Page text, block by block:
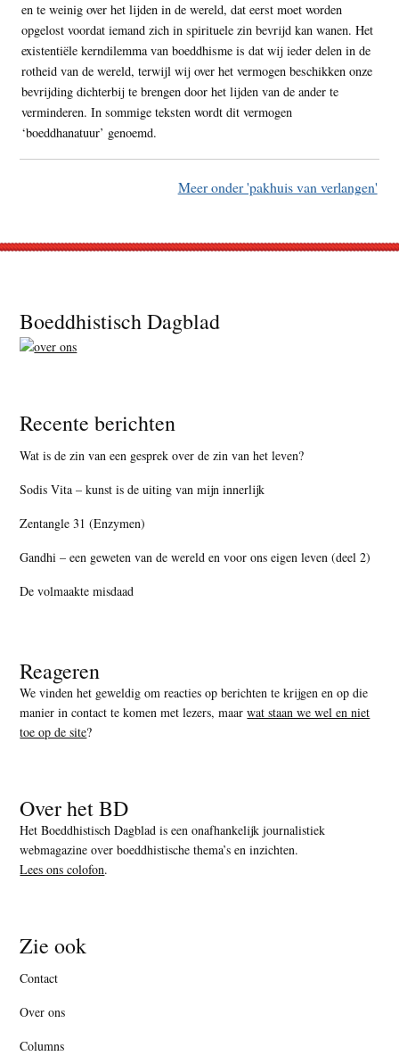
en te weinig over het lijden in de wereld, dat eerst moet worden
opgelost voordat iemand zich in spirituele zin bevrijd kan wanen. Het
existentiële kerndilemma van boeddhisme is dat wij ieder delen in de
rotheid van de wereld, terwijl wij over het vermogen beschikken onze
bevrijding dichterbij te brengen door het lijden van de ander te
verminderen. In sommige teksten wordt dit vermogen
‘boeddhanatuur’ genoemd.
Meer onder 'pakhuis van verlangen'
Footer
Boeddhistisch Dagblad
Recente berichten
Wat is de zin van een gesprek over de zin van het leven?
Sodis Vita – kunst is de uiting van mijn innerlijk
Zentangle 31 (Enzymen)
Gandhi – een geweten van de wereld en voor ons eigen leven (deel 2)
De volmaakte misdaad
Reageren
We vinden het geweldig om reacties op berichten te krijgen en op die
manier in contact te komen met lezers, maarwat staan we wel en niet
toe op de site?
Over het BD
Het Boeddhistisch Dagblad is een onafhankelijk journalistiek
webmagazine over boeddhistische thema’s en inzichten.
Lees ons colofon.
Zie ook
Contact
Over ons
Columns